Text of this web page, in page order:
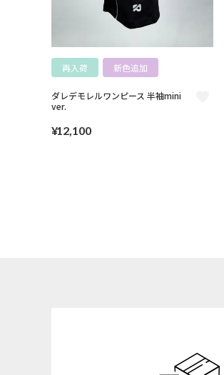
ダレデモレルワンピース 半袖mini
ver.
再入荷 新色追加
¥12,100